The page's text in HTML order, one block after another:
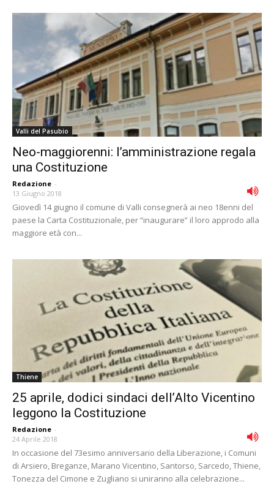
Valli del Pasubio
Neo-maggiorenni: l’amministrazione regala
una Costituzione
Redazione -
13 Giugno 2018
Giovedì 14 giugno il comune di Valli consegnerà ai neo 18enni del
paese la Carta Costituzionale, per “inaugurare” il loro approdo alla
maggiore età con...
Thiene
25 aprile, dodici sindaci dell’Alto Vicentino
leggono la Costituzione
Redazione -
24 Aprile 2018
In occasione del 73esimo anniversario della Liberazione, i Comuni
di Arsiero, Breganze, Marano Vicentino, Santorso, Sarcedo, Thiene,
Tonezza del Cimone e Zugliano si uniranno alla celebrazione...